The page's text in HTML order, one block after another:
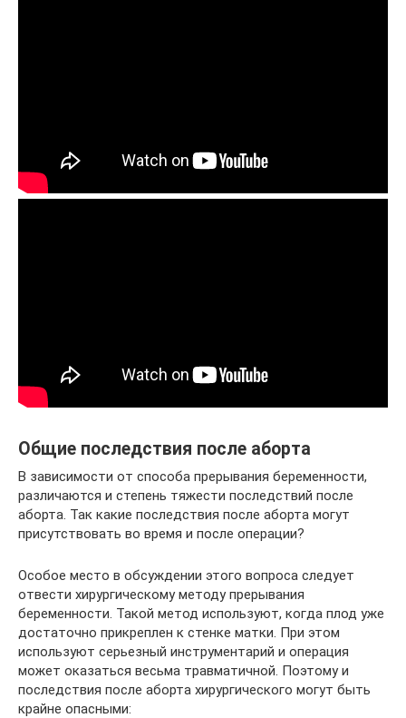
Общие последствия после аборта
В зависимости от способа прерывания беременности,
различаются и степень тяжести последствий после
аборта. Так какие последствия после аборта могут
присутствовать во время и после операции?
Особое место в обсуждении этого вопроса следует
отвести хирургическому методу прерывания
беременности. Такой метод используют, когда плод уже
достаточно прикреплен к стенке матки. При этом
используют серьезный инструментарий и операция
может оказаться весьма травматичной. Поэтому и
последствия после аборта хирургического могут быть
крайне опасными: